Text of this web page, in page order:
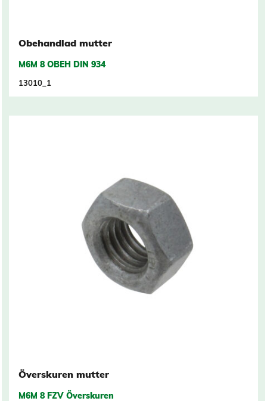
Obehandlad mutter
M6M 8 OBEH DIN 934
13010_1
Överskuren mutter
M6M 8 FZV Överskuren